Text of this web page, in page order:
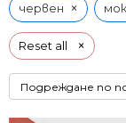
Reset all ×
червен ×